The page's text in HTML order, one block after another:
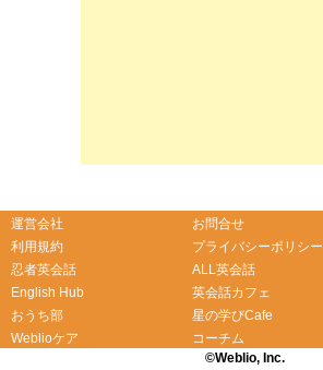
運営会社
お問合せ
利用規約
プライバシーポリシー
忍者英会話
ALL英会話
English Hub
英会話カフェ
おうち部
星の学びCafe
Weblioケア
コーチム
©Weblio, Inc.